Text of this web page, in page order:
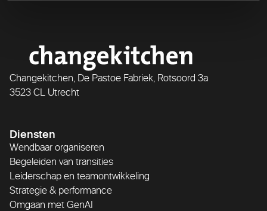
Changekitchen, De Pastoe Fabriek, Rotsoord 3a
3523 CL Utrecht
Diensten
Wendbaar organiseren
Begeleiden van transities
Leiderschap en teamontwikkeling
Strategie & performance
Omgaan met GenAI